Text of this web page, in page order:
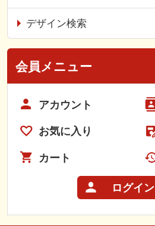
デザイン検索
会員メニュー
アカウント
お気に入り
カート
ログイン